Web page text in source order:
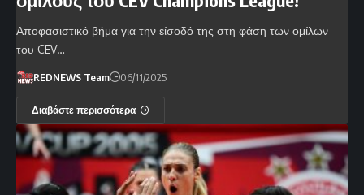
Αποφασιστικό βήμα για την είσοδό της στη φάση των ομίλων
του CEV…
REDNEWS Team 06/11/2025
Διαβάστε περισσότερα